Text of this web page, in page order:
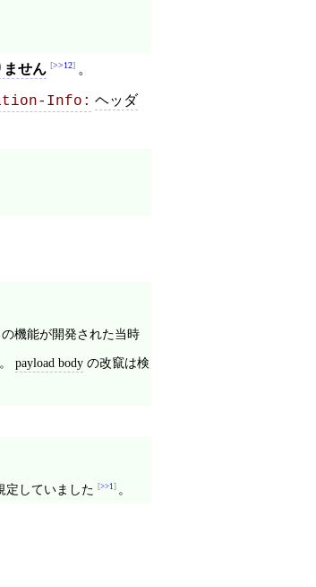
ません >>12 。
Info: ヘッダ
機能が開発された当時
payload body の改竄は検
定していました >>1 。